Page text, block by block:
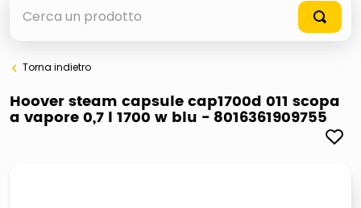
elenchi telefonici
meme
Torna indietro
Hoover steam capsule cap1700d 011 scopa
a vapore 0,7 l 1700 w blu - 8016361909755